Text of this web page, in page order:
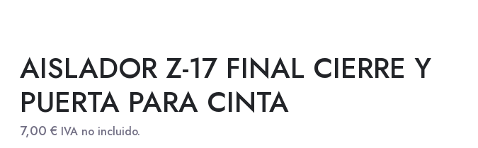
AISLADOR Z-17 FINAL CIERRE Y
PUERTA PARA CINTA
7,00€ IVA no incluido.